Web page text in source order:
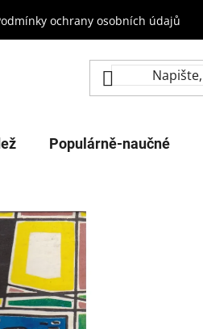
ochrany osobních údajů
Populárně-naučné